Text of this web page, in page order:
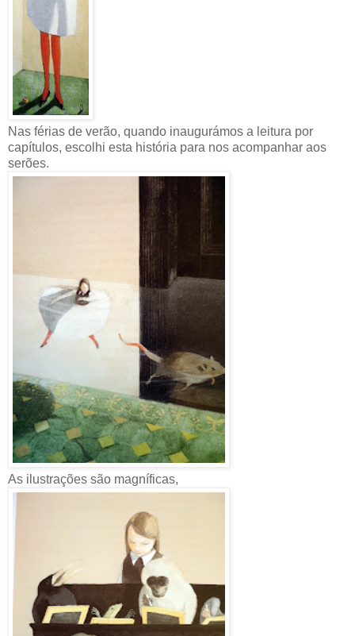
Nas férias de verão, quando inaugurámos a leitura por
capítulos, escolhi esta história para nos acompanhar aos
serões.
As ilustrações são magníficas,